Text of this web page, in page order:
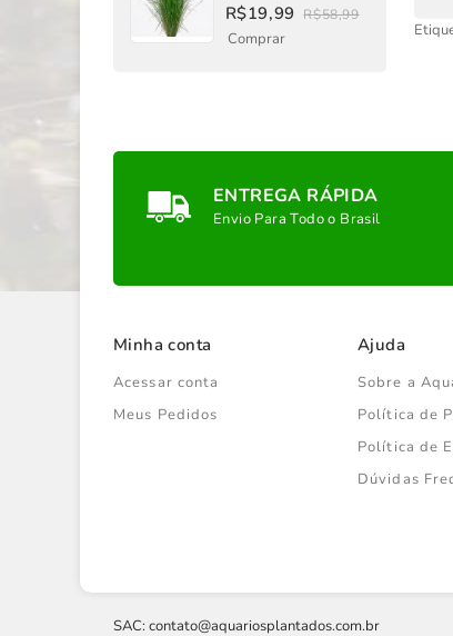
R$19,99 R$58,99
Comprar
ENTREGA RÁPIDA
Envio Para Todo o Brasil
Minha conta
Acessar conta
Meus Pedidos
Ajuda
Sobre a
Política de
Política de
Dúvidas
SAC: contato@aquariosplantados.com.br